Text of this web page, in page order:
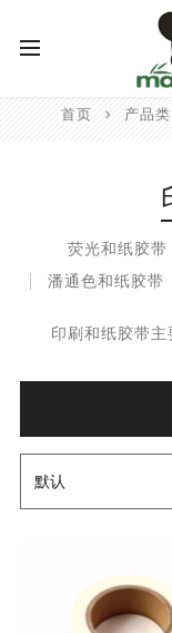
首页 产品类
荧光和纸胶带
潘通色和纸胶带
印刷和纸胶带主